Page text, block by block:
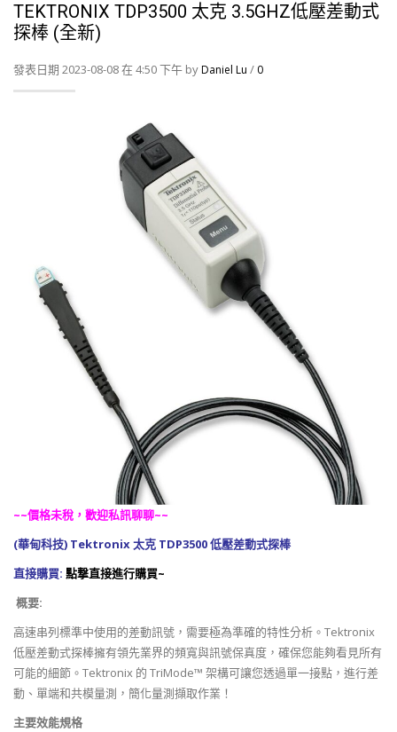
TEKTRONIX TDP3500 太克 3.5GHZ低壓差動式
探棒 (全新)
發表日期 2023-08-08 在 4:50 下午 byDaniel Lu / 0
~~價格未稅，歡迎私訊聊聊~~
(華甸科技) Tektronix 太克 TDP3500 低壓差動式探棒
直接購買: 點撃直接進行購買~
概要:
高速串列標準中使用的差動訊號，需要極為準確的特性分析。Tektronix
低壓差動式探棒擁有領先業界的頻寬與訊號保真度，確保您能夠看見所有
可能的細節。Tektronix 的 TriMode™ 架構可讓您透過單一接點，進行差
動、單端和共模量測，簡化量測擷取作業！
主要效能規格